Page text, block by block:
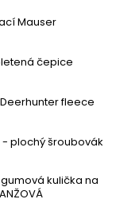
Mauser
čepice
fleece
- plochý šroubovák
kulička na